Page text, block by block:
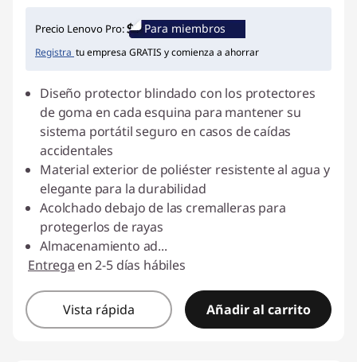
Ahorros instantáneos :-$27.000
Precio Lenovo Pro: Para miembros
Registra tu empresa GRATIS y comienza a ahorrar
Diseño protector blindado con los protectores
de goma en cada esquina para mantener su
sistema portátil seguro en casos de caídas
accidentales
Material exterior de poliéster resistente al agua y
elegante para la durabilidad
Acolchado debajo de las cremalleras para
protegerlos de rayas
Almacenamiento ad...
Entrega en 2-5 días hábiles
Vista rápida Añadir al carrito